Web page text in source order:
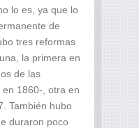
lo es, ya que lo
de
tres reformas
la primera en
de las
1860-, otra en
También hubo
duraron poco